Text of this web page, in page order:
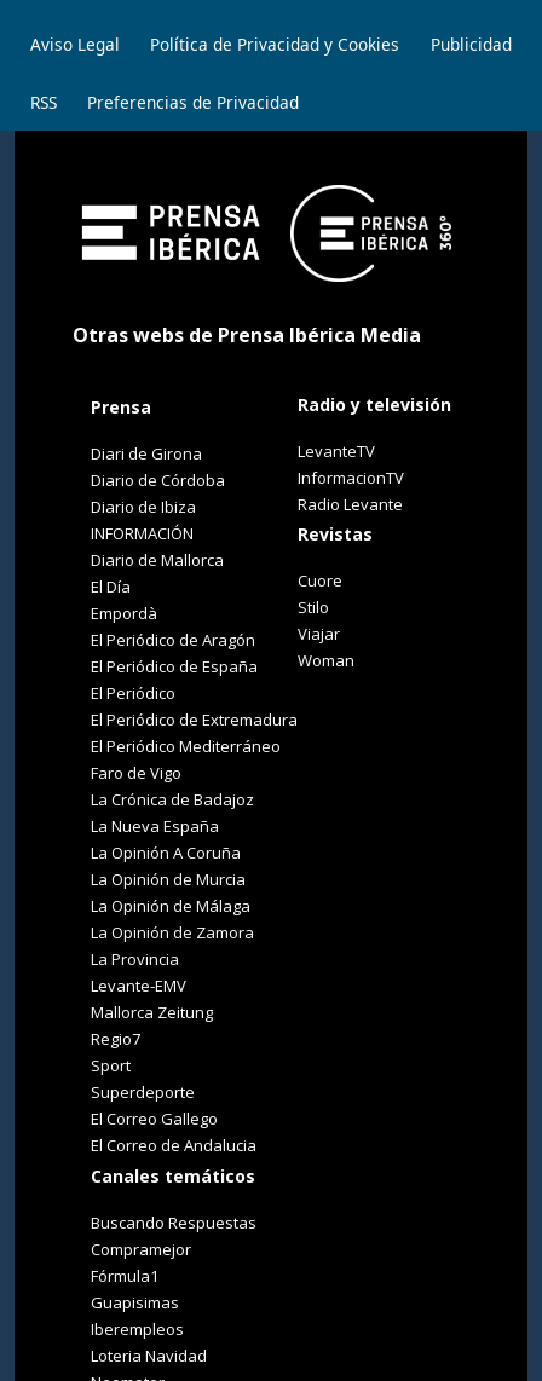
Aviso Legal Política de Privacidad y Cookies Publicidad
RSS Preferencias de Privacidad
Otras webs de Prensa Ibérica Media
Prensa
Diari de Girona
Diario de Córdoba
Diario de Ibiza
INFORMACIÓN
Diario de Mallorca
El Día
Empordà
El Periódico de Aragón
El Periódico de España
El Periódico
El Periódico de Extremadura
El Periódico Mediterráneo
Faro de Vigo
La Crónica de Badajoz
La Nueva España
La Opinión A Coruña
La Opinión de Murcia
La Opinión de Málaga
La Opinión de Zamora
La Provincia
Levante-EMV
Mallorca Zeitung
Regio7
Sport
Superdeporte
El Correo Gallego
El Correo de Andalucia
Canales temáticos
Buscando Respuestas
Compramejor
Fórmula1
Guapisimas
Iberempleos
Loteria Navidad
Radio y televisión
LevanteTV
InformacionTV
Radio Levante
Revistas
Cuore
Stilo
Viajar
Woman